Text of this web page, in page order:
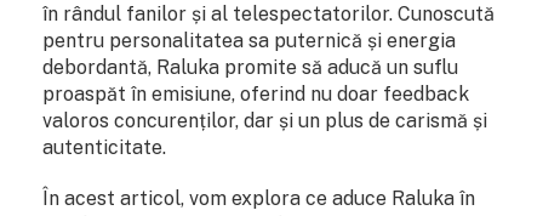
în rândul fanilor și al telespectatorilor. Cunoscută
pentru personalitatea sa puternică și energia
debordantă, Raluka promite să aducă un suflu
proaspăt în emisiune, oferind nu doar feedback
valoros concurenților, dar și un plus de carismă și
autenticitate.
În acest articol, vom explora ce aduce Raluka în